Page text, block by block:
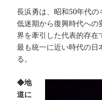
長浜勇は、昭和50年代
低迷期から復興時代への
界を牽引した代表的存在
最も統一に近い時代の日
る。
◆地
道に